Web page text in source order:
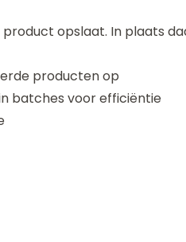
opslaat. In plaats
producten op
batches voor efficiëntie